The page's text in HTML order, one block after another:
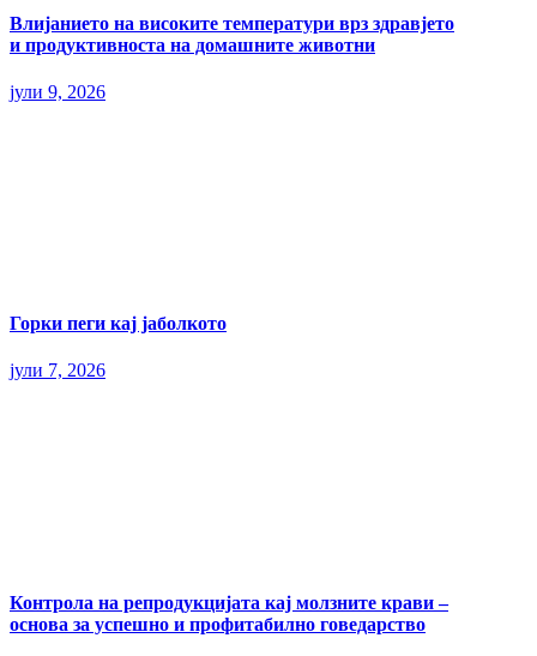
Влијанието на високите температури врз здравјето
и продуктивноста на домашните животни
јули 9, 2026
Горки пеги кај јаболкото
јули 7, 2026
Контрола на репродукцијата кај молзните крави –
основа за успешно и профитабилно говедарство